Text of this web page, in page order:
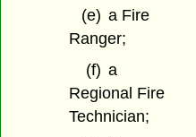
(e) a Fire
Ranger;
(f) a
Regional Fire
Technician;